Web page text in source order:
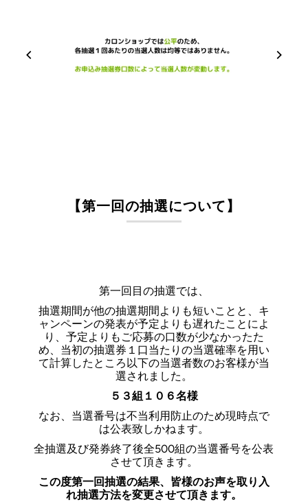
【第一回の抽選について】
第一回目の抽選では、
抽選期間が他の抽選期間よりも短いことと、キ
ャンペーンの発表が予定よりも遅れたことによ
り、予定よりもご応募の口数が少なかったた
め、当初の抽選券１口当たりの当選確率を用い
て計算したところ以下の当選者数のお客様が当
選されました。
５３組１０６名様
なお、当選番号は不当利用防止のため現時点で
は公表致しかねます。
全抽選及び発券終了後全500組の当選番号を公表
させて頂きます。
この度第一回抽選の結果、皆様のお声を取り入
れ抽選方法を変更させて頂きます。